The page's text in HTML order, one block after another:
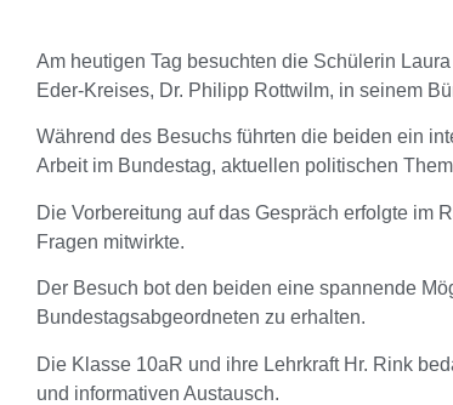
Am heutigen Tag besuchten die Schülerin
Eder-Kreises, Dr. Philipp Rottwilm, in seinem
Während des Besuchs führten die beiden ein
Arbeit im Bundestag, aktuellen politischen
Die Vorbereitung auf das Gespräch erfolgte im
Fragen mitwirkte.
Der Besuch bot den beiden eine spannende
Bundestagsabgeordneten zu erhalten.
Die Klasse 10aR und ihre Lehrkraft Hr. Rink
und informativen Austausch.